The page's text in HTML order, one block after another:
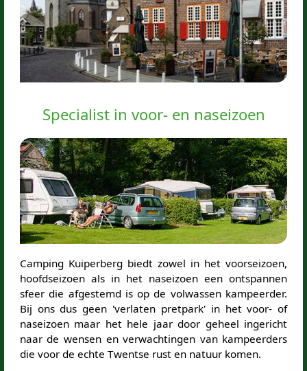
Specialist in voor- en naseizoen
Camping Kuiperberg biedt zowel in het voorseizoen,
hoofdseizoen als in het naseizoen een ontspannen
sfeer die afgestemd is op de volwassen kampeerder.
Bij ons dus geen 'verlaten pretpark' in het voor- of
naseizoen maar het hele jaar door geheel ingericht
naar de wensen en verwachtingen van kampeerders
die voor de echte Twentse rust en natuur komen.